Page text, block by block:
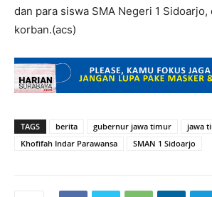
dan para siswa SMA Negeri 1 Sidoarjo,
korban.(acs)
TAGS berita gubernur jawa timur
jawa
Khofifah Indar Parawansa
SMAN 1 Sidoarjo